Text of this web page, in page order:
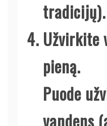
tradicijų).
Užvirkite
pieną.
Puode
vandens